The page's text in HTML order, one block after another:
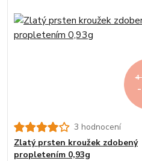
4
3 hodnocení
Zlatý prsten kroužek zdobený
propletením 0,93g